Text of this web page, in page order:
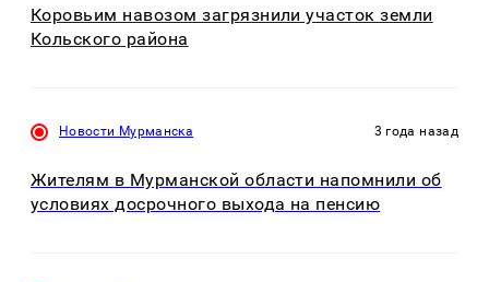
Коровьим навозом загрязнили участок земли
Кольского района
Новости Мурманска 3 года назад
Жителям в Мурманской области напомнили об
условиях досрочного выхода на пенсию